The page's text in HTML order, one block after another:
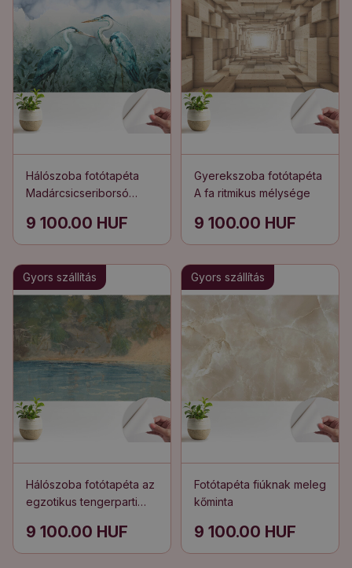
Hálószoba fotótapéta
Madárcsicseriborsó
9 100.00 HUF
Gyerekszoba fotótapéta
A fa ritmikus mélysége
9 100.00 HUF
Gyors szállítás
Hálószoba fotótapéta az
egzotikus tengerparti
9 100.00 HUF
Gyors szállítás
Fotótapéta fiúknak meleg
kőminta
9 100.00 HUF